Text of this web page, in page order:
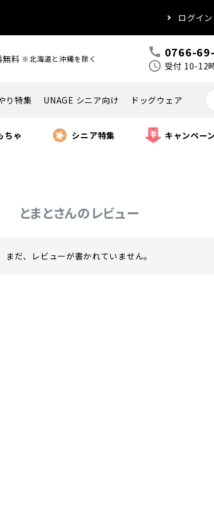
ログイン
料 ※北海道と沖縄を除く call 0766-
schedule 受付 10-12
り特集 UNAGE シニア向け ドッグウェア
ちゃ シニア特集 キャンペーン
とまとさんのレビュー
まだ、レビューが書かれていません。